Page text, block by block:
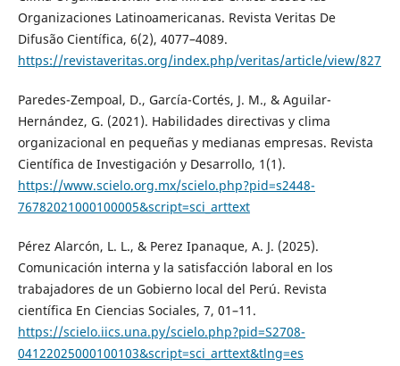
Organizaciones Latinoamericanas. Revista Veritas De
Difusão Científica, 6(2), 4077–4089.
https://revistaveritas.org/index.php/veritas/article/view/827
Paredes-Zempoal, D., García-Cortés, J. M., & Aguilar-
Hernández, G. (2021). Habilidades directivas y clima
organizacional en pequeñas y medianas empresas. Revista
Científica de Investigación y Desarrollo, 1(1).
https://www.scielo.org.mx/scielo.php?pid=s2448-
76782021000100005&script=sci_arttext
Pérez Alarcón, L. L., & Perez Ipanaque, A. J. (2025).
Comunicación interna y la satisfacción laboral en los
trabajadores de un Gobierno local del Perú. Revista
científica En Ciencias Sociales, 7, 01–11.
https://scielo.iics.una.py/scielo.php?pid=S2708-
04122025000100103&script=sci_arttext&tlng=es